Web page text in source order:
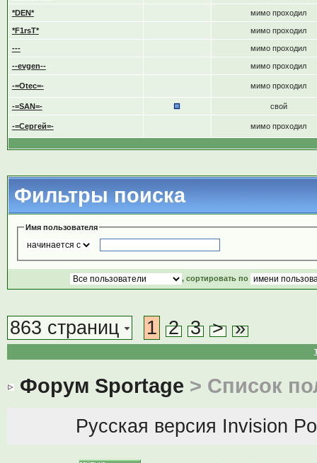
*DEN* мимо проходил
*F1rsT* мимо проходил
--- мимо проходил
--evgen-- мимо проходил
-=Otec=- мимо проходил
-=SAN=- свой
-=Сергей=- мимо проходил
Фильтры поиска
Имя пользователя
, сортировать по
863 страниц 1 2 3 > »
Форум Sportage > Список
Русская версия Invision